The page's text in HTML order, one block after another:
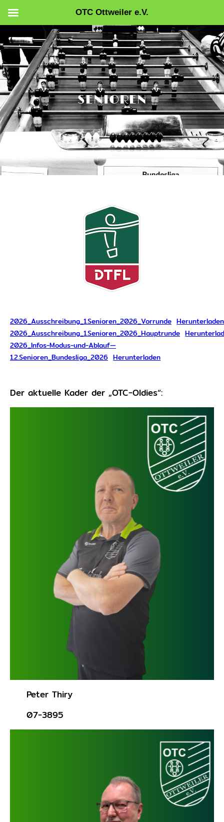
Inhalt
springen
SENIOREN
2026_Ausschreibung_1.Senioren_2026_Vorrunde Herunterladen
2026_Ausschreibung_1.Senioren_2026_Hauptrunde
2026_Infos-Modus-und-Ablauf—
1.2.Senioren_Bundesliga_2026 Herunterladen
Der aktuelle Kader der „OTC-Oldies“:
Peter Thiry
07-3895
OTC Ottweiler e.V.